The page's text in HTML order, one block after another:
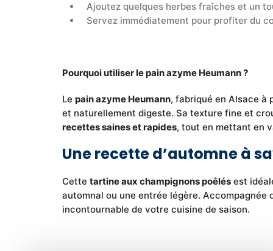
Ajoutez quelques herbes fraîches et un
Servez immédiatement pour profiter du
Pourquoi utiliser le pain azyme Heumann ?
Le pain azyme Heumann, fabriqué en Alsace à
et naturellement digeste. Sa texture fine et
recettes saines et rapides, tout en mettant en
Une recette d’automne à
Cette tartine aux champignons poêlés est
automnal ou une entrée légère. Accompagnée
incontournable de votre cuisine de saison.